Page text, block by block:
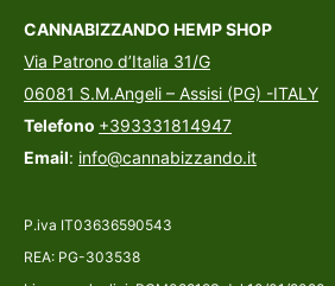
CANNABIZZANDO HEMP SHOP
Via Patrono d’Italia 31/G
06081 S.M.Angeli – Assisi (PG) -ITALY
Telefono +393331814947
Email: info@cannabizzando.it
P.iva IT03636590543
REA: PG-303538